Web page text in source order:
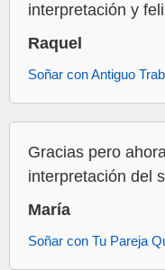
interpretación y
Raquel
Soñar con Antiguo
Gracias pero
interpretación del
María
Soñar con Tu Pareja